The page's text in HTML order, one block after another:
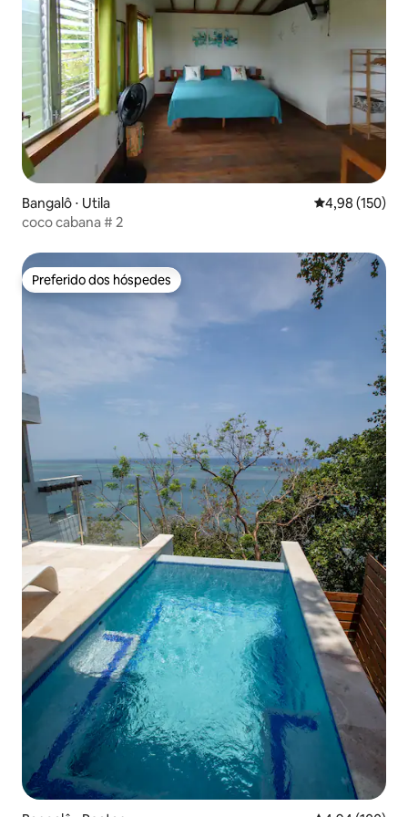
Bangalô ⋅ Utila 4,98 de uma
4,98 (150)
coco cabana # 2
Preferido dos hóspedes
Preferido dos hóspedes